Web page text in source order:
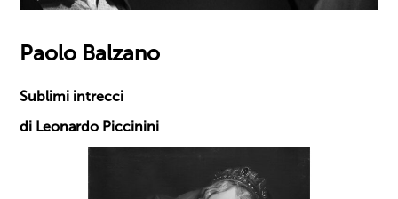
Paolo Balzano
Sublimi intrecci
di Leonardo Piccinini